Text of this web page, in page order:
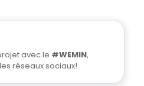
avec le #WEMIN,
réseaux sociaux!